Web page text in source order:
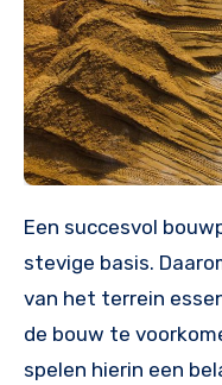
Een succesvol bouwproject begint altijd met een
stevige basis.
van het terrein
de bouw te
spelen hierin een